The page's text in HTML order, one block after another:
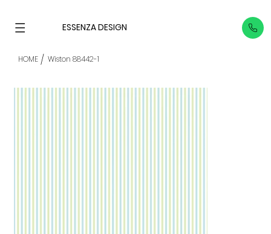
ESSENZA DESIGN
HOME / Wiston 88442-1